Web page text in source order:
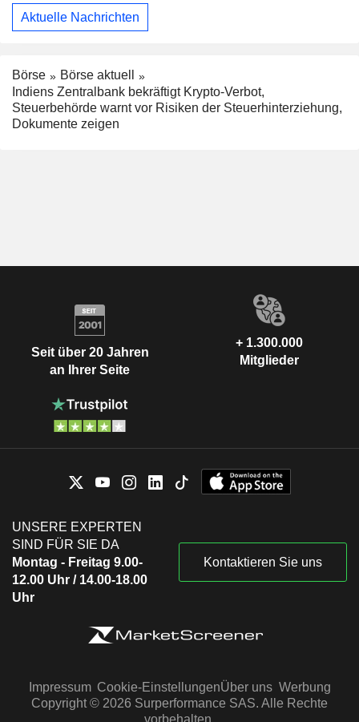
Aktuelle Nachrichten
Börse
Börse aktuell
Indiens Zentralbank bekräftigt Krypto-Verbot,
Steuerbehörde warnt vor Risiken der Steuerhinterziehung,
Dokumente zeigen
Seit über 20 Jahren
an Ihrer Seite
+ 1.300.000
Mitglieder
UNSERE EXPERTEN
SIND FÜR SIE DA
Montag - Freitag 9.00-
12.00 Uhr / 14.00-18.00
Uhr
Kontaktieren Sie uns
Impressum Cookie-EinstellungenÜber uns Werbung
Copyright © 2026 Surperformance SAS. Alle Rechte
vorbehalten.